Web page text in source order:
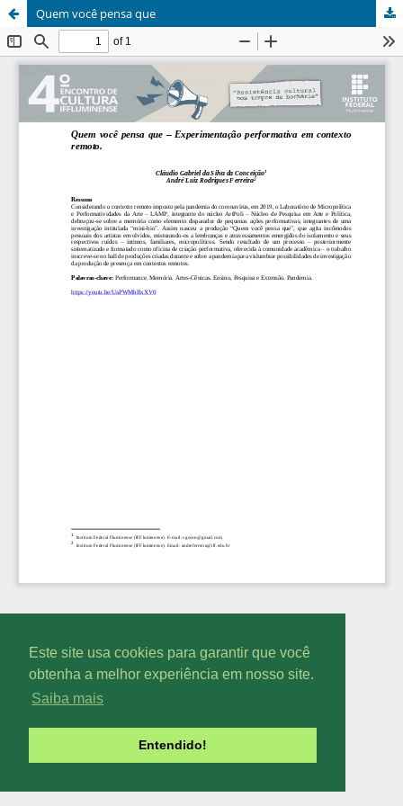
Este site usa cookies para garantir que você
obtenha a melhor experiência em nosso site.
Saiba mais
Entendido!
Quem você pensa que